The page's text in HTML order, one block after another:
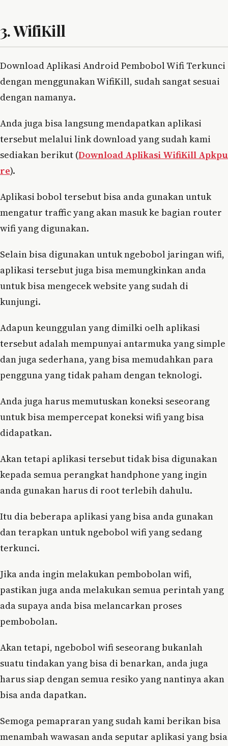
3. WifiKill
Download Aplikasi Android Pembobol Wifi Terkunci
dengan menggunakan WifiKill, sudah sangat sesuai
dengan namanya.
Anda juga bisa langsung mendapatkan aplikasi
tersebut melalui link download yang sudah kami
sediakan berikut (Download Aplikasi WifiKill Apkpu
re).
Aplikasi bobol tersebut bisa anda gunakan untuk
mengatur traffic yang akan masuk ke bagian router
wifi yang digunakan.
Selain bisa digunakan untuk ngebobol jaringan wifi,
aplikasi tersebut juga bisa memungkinkan anda
untuk bisa mengecek website yang sudah di
kunjungi.
Adapun keunggulan yang dimilki oelh aplikasi
tersebut adalah mempunyai antarmuka yang simple
dan juga sederhana, yang bisa memudahkan para
pengguna yang tidak paham dengan teknologi.
Anda juga harus memutuskan koneksi seseorang
untuk bisa mempercepat koneksi wifi yang bisa
didapatkan.
Akan tetapi aplikasi tersebut tidak bisa digunakan
kepada semua perangkat handphone yang ingin
anda gunakan harus di root terlebih dahulu.
Itu dia beberapa aplikasi yang bisa anda gunakan
dan terapkan untuk ngebobol wifi yang sedang
terkunci.
Jika anda ingin melakukan pembobolan wifi,
pastikan juga anda melakukan semua perintah yang
ada supaya anda bisa melancarkan proses
pembobolan.
Akan tetapi, ngebobol wifi seseorang bukanlah
suatu tindakan yang bisa di benarkan, anda juga
harus siap dengan semua resiko yang nantinya akan
bisa anda dapatkan.
Semoga pemapraran yang sudah kami berikan bisa
menambah wawasan anda seputar aplikasi yang bsia